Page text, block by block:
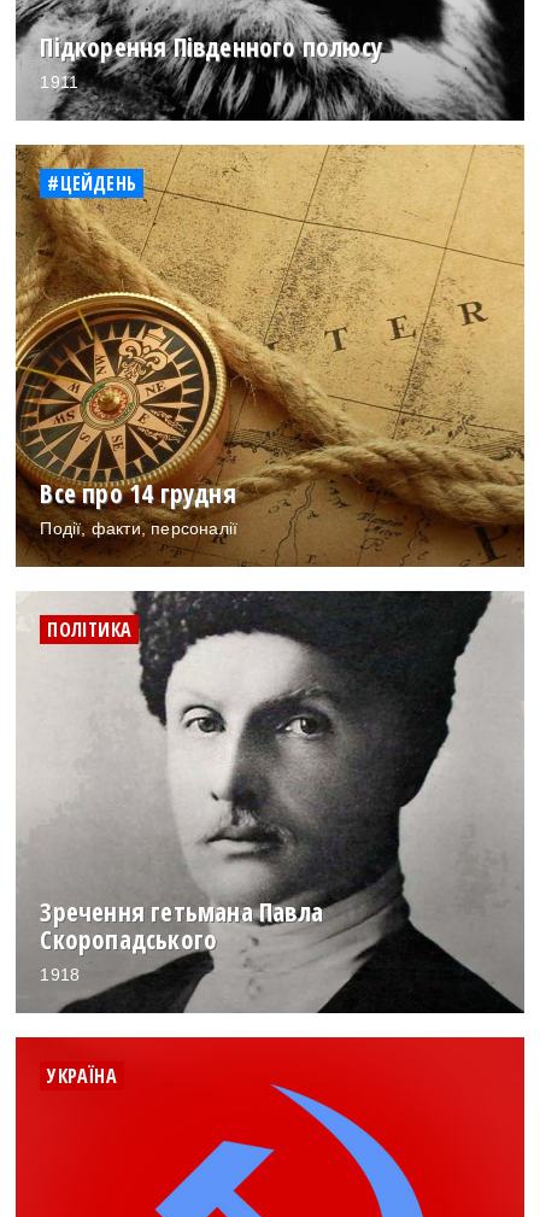
Підкорення Південного полюсу
1911
#ЦЕЙДЕНЬ
Все про 14 грудня
Події, факти, персоналії
ПОЛІТИКА
Зречення гетьмана Павла
Скоропадського
1918
УКРАЇНА